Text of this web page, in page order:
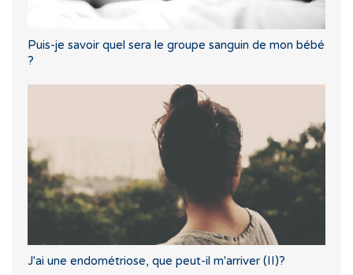
Puis-je savoir quel sera le groupe sanguin de mon bébé
?
J'ai une endométriose, que peut-il m'arriver (II)?